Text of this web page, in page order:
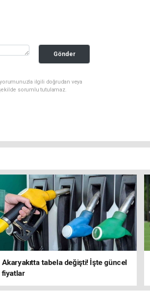
Gönder
ilgili doğrudan veya
sorumlu tutulamaz.
Akaryakıtta tabela değişti! İşte güncel
fiyatlar